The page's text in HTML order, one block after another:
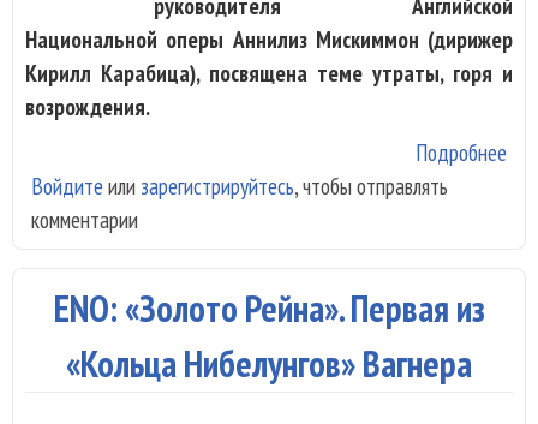
Национальной оперы Аннилиз Мискиммон (дирижер
Кирилл Карабица), посвящена теме утраты, горя и
возрождения.
Подробнее
Войдите или зарегистрируйтесь, чтобы отправлять
комментарии
ENO: «Золото Рейна». Первая из
«Кольца Нибелунгов» Вагнера